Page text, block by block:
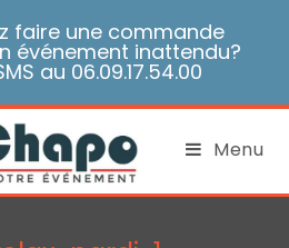
faire une commande
événement inattendu?
au 06.09.17.54.00
Menu